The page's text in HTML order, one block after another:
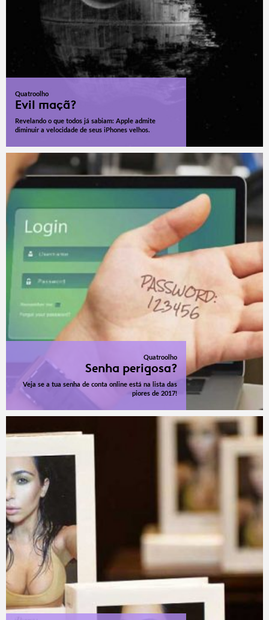
Quatroolho
Evil maçã?
Revelando o que todos já sabiam: Apple admite
diminuir a velocidade de seus iPhones velhos.
Quatroolho
Senha perigosa?
Veja se a tua senha de conta online está na lista das
piores de 2017!